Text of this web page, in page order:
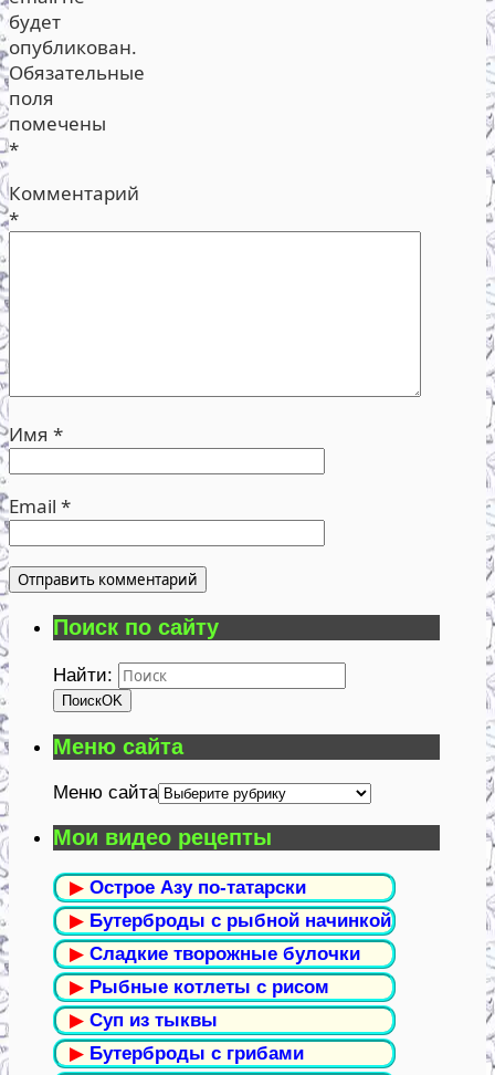
будет
опубликован.
Обязательные
поля
помечены
*
Комментарий
*
Имя *
Email *
Поиск по сайту
Найти:
ПоискOK
Меню сайта
Меню сайта
Мои видео рецепты
▶ Острое Азу по-татарски
▶ Бутерброды с рыбной начинкой
▶ Сладкие творожные булочки
▶ Рыбные котлеты с рисом
▶ Суп из тыквы
▶ Бутерброды с грибами